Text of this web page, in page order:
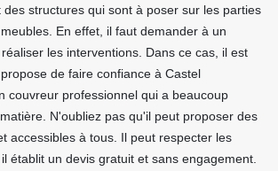
des structures qui sont à poser sur les parties
En effet, il faut demander à un
les interventions. Dans ce cas, il est
de faire confiance à Castel
couvreur professionnel qui a beaucoup
N'oubliez pas qu'il peut proposer des
accessibles à tous. Il peut respecter les
établit un devis gratuit et sans engagement.